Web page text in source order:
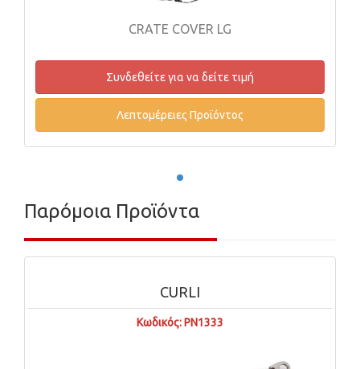
CRATE COVER LG
Συνδεθείτε για να δείτε τιμή
Λεπτομέρειες Προϊόντος
Παρόμοια Προϊόντα
CURLI
Κωδικός: PN1333